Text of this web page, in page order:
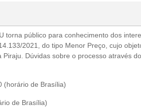
torna público para conhecimento dos
2021, do tipo Menor Preço, cujo
Dúvidas sobre o processo através
(horário de Brasília)
de Brasília)